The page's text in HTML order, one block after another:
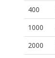
400
1000
2000